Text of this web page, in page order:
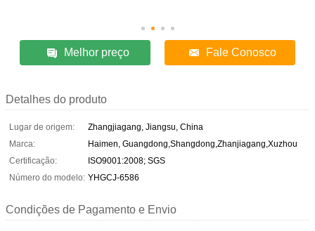
Melhor preço Fale Conosco
Detalhes do produto
Lugar de origem:
Zhangjiagang, Jiangsu, China
Marca:
Haimen, Guangdong,Shangdong,Zhanjiagang,Xuzhou
Certificação:
ISO9001:2008; SGS
Número do modelo: YHGCJ-6586
Condições de Pagamento e Envio